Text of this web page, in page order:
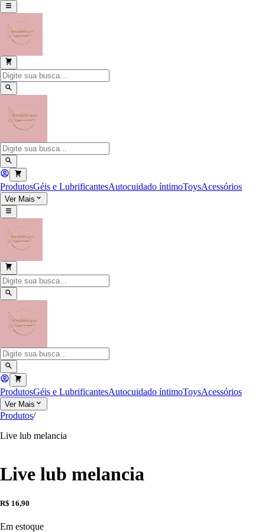
ProdutosGéis e LubrificantesAutocuidado íntimoToysAcessórios
Ver Mais
ProdutosGéis e LubrificantesAutocuidado íntimoToysAcessórios
Ver Mais
Produtos/
Live lub melancia
Live lub melancia
R$ 16,90
Em estoque